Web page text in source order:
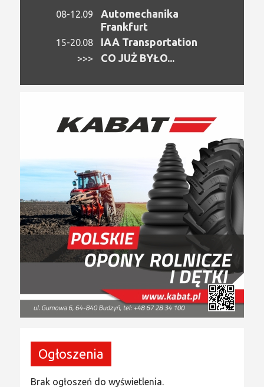
08-12.09
Automechanika
Frankfurt
15-20.08 IAA Transportation
>>> CO JUŻ BYŁO...
Ogłoszenia
Brak ogłoszeń do wyświetlenia.